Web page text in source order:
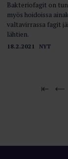
18.2.2021 NYT
Bakteriofagit on
myös hoidoissa
valtavirrassa fagit
lähtien.